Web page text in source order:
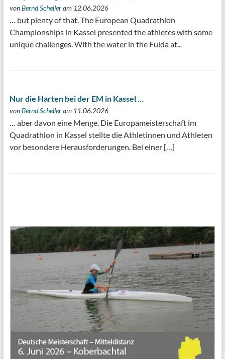
vonBernd Schelleram 12.06.2026
… but plenty of that. The European Quadrathlon
Championships in Kassel presented the athletes with some
unique challenges. With the water in the Fulda at...
Nur die Harten bei der EM in Kassel …
vonBernd Schelleram 11.06.2026
… aber davon eine Menge. Die Europameisterschaft im
Quadrathlon in Kassel stellte die Athletinnen und Athleten
vor besondere Herausforderungen. Bei einer […]